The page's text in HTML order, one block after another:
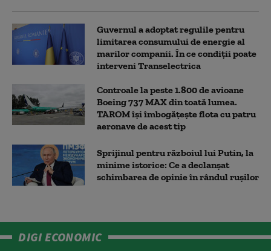
Guvernul a adoptat regulile pentru
limitarea consumului de energie al
marilor companii. În ce condiții poate
interveni Transelectrica
Controale la peste 1.800 de avioane
Boeing 737 MAX din toată lumea.
TAROM își îmbogățește flota cu patru
aeronave de acest tip
Sprijinul pentru războiul lui Putin, la
minime istorice: Ce a declanșat
schimbarea de opinie în rândul rușilor
DIGI ECONOMIC